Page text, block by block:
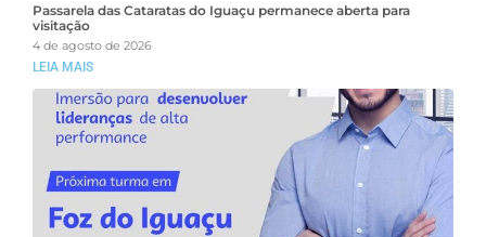
Passarela das Cataratas do Iguaçu permanece aberta para
visitação
4 de agosto de 2026
LEIA MAIS